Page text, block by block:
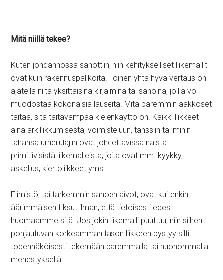
Mitä niillä tekee?
Kuten johdannossa sanottiin, niin kehitykselliset liikemallit
ovat kuin rakennuspalikoita. Toinen yhtä hyvä vertaus on
ajatella niitä yksittäisinä kirjaimina tai sanoina, joilla voi
muodostaa kokonaisia lauseita. Mitä paremmin aakkoset
taitaa, sitä taitavampaa kielenkäyttö on. Kaikki liikkeet
aina arkiliikkumisesta, voimisteluun, tanssiin tai mihin
tahansa urheilulajiin ovat johdettavissa näistä
primitiivisistä liikemalleista, joita ovat mm. kyykky,
askellus, kiertoliikkeet yms.
Elimistö, tai tarkemmin sanoen aivot, ovat kuitenkin
äärimmäisen fiksut ilman, että tietoisesti edes
huomaamme sitä. Jos jokin liikemalli puuttuu, niin siihen
pohjautuvan korkeamman tason liikkeen pystyy silti
todennäköisesti tekemään paremmalla tai huonommalla
menestyksellä.